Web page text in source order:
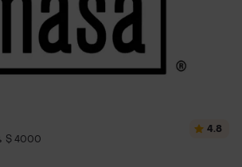
$ 4000
4.8